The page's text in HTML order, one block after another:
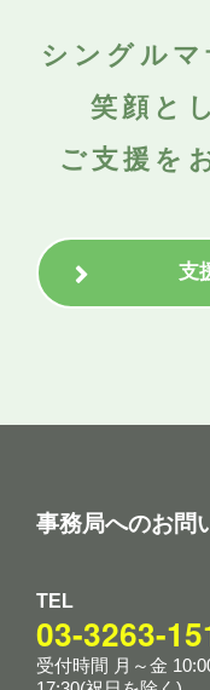
シングル
笑顔と
ご支援を
支
事務局へのお問
TEL
03-3263-
受付時間 月～金